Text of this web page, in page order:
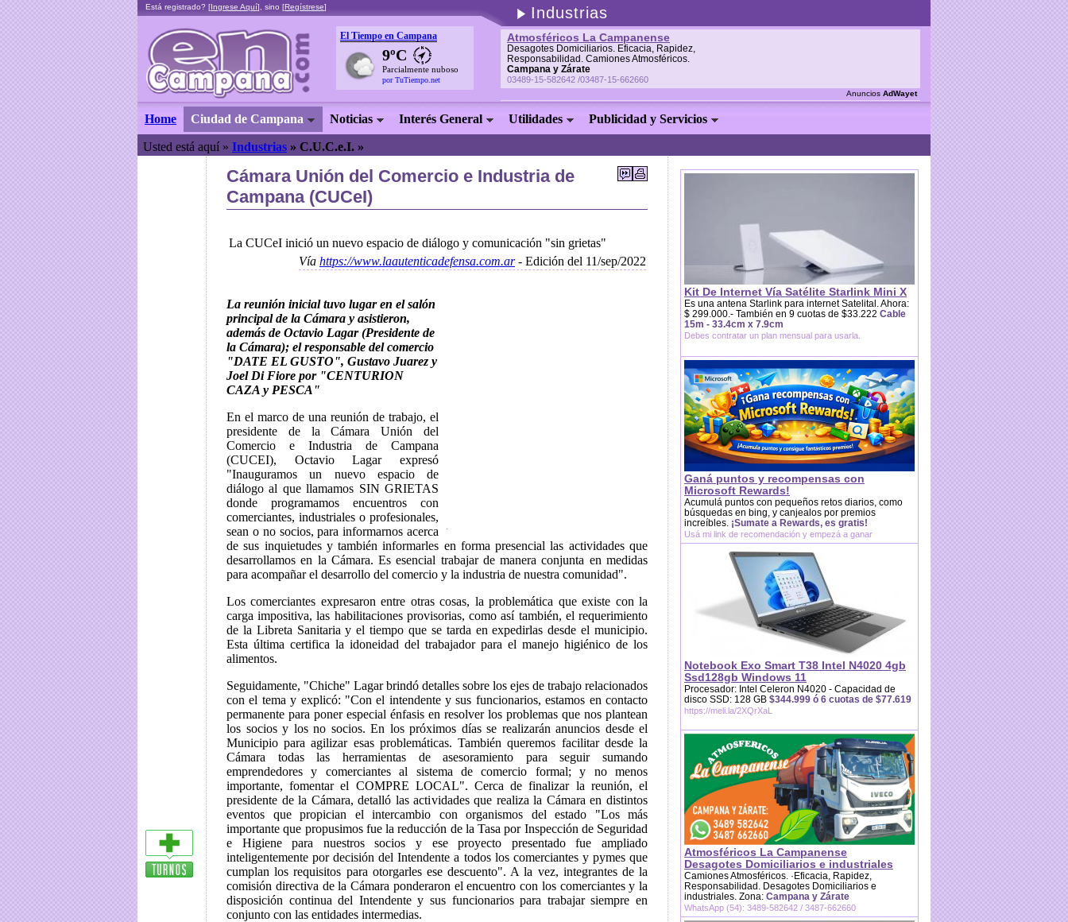
Está registrado? [Ingrese Aquí], sino [Regístrese] Industrias
Atmosféricos La Campanense
Desagotes Domiciliarios. Eficacia, Rapidez,
Responsabilidad. Camiones Atmosféricos.
Campana y Zárate
03489-15-582642 /03487-15-662660
Anuncios AdWayet
El Tiempo en Campana
9ºC
Parcialmente nuboso
por TuTiempo.net
Home Ciudad de Campana Noticias Interés General Utilidades Publicidad y Servicios
Usted está aquí » Industrias » C.U.C.e.I. »
Cámara Unión del Comercio e Industria de
Campana (CUCeI)
La CUCeI inició un nuevo espacio de diálogo y comunicación "sin grietas"
Vía https://www.laautenticadefensa.com.ar- Edición del 11/sep/2022
La reunión inicial tuvo lugar en el salón
principal de la Cámara y asistieron,
además de Octavio Lagar (Presidente de
la Cámara); el responsable del comercio
"DATE EL GUSTO", Gustavo Juarez y
Joel Di Fiore por "CENTURION
CAZA y PESCA"
En el marco de una reunión de trabajo, el
presidente de la Cámara Unión del
Comercio e Industria de Campana
(CUCEI), Octavio Lagar expresó
"Inauguramos un nuevo espacio de
diálogo al que llamamos SIN GRIETAS
donde programamos encuentros con
comerciantes, industriales o profesionales,
sean o no socios, para informarnos acerca
de sus inquietudes y también informarles en forma presencial las actividades que
desarrollamos en la Cámara. Es esencial trabajar de manera conjunta en medidas
para acompañar el desarrollo del comercio y la industria de nuestra comunidad".
Los comerciantes expresaron entre otras cosas, la problemática que existe con la
carga impositiva, las habilitaciones provisorias, como así también, el requerimiento
de la Libreta Sanitaria y el tiempo que se tarda en expedirlas desde el municipio.
Esta última certifica la idoneidad del trabajador para el manejo higiénico de los
alimentos.
Seguidamente, "Chiche" Lagar brindó detalles sobre los ejes de trabajo relacionados
con el tema y explicó: "Con el intendente y sus funcionarios, estamos en contacto
permanente para poner especial énfasis en resolver los problemas que nos plantean
los socios y los no socios. En los próximos días se realizarán anuncios desde el
Municipio para agilizar esas problemáticas. También queremos facilitar desde la
Cámara todas las herramientas de asesoramiento para seguir sumando
emprendedores y comerciantes al sistema de comercio formal; y no menos
importante, fomentar el COMPRE LOCAL". Cerca de finalizar la reunión, el
presidente de la Cámara, detalló las actividades que realiza la Cámara en distintos
eventos que propician el intercambio con organismos del estado "Los más
importante que propusimos fue la reducción de la Tasa por Inspección de Seguridad
e Higiene para nuestros socios y ese proyecto presentado fue ampliado
inteligentemente por decisión del Intendente a todos los comerciantes y pymes que
cumplan los requisitos para otorgarles ese descuento". A la vez, integrantes de la
comisión directiva de la Cámara ponderaron el encuentro con los comerciantes y la
disposición continua del Intendente y sus funcionarios para trabajar siempre en
conjunto con las entidades intermedias.
Kit De Internet Vía Satélite Starlink Mini X
Es una antena Starlink para internet Satelital. Ahora:
$ 299.000.- También en 9 cuotas de $33.222 Cable
15m - 33.4cm x 7.9cm
Debes contratar un plan mensual para usarla.
Ganá puntos y recompensas con
Microsoft Rewards!
Acumulá puntos con pequeños retos diarios, como
búsquedas en bing, y canjealos por premios
increíbles. ¡Sumate a Rewards, es gratis!
Usá mi link de recomendación y empezá a ganar
Notebook Exo Smart T38 Intel N4020 4gb
Ssd128gb Windows 11
Procesador: Intel Celeron N4020 - Capacidad de
disco SSD: 128 GB $344.999 ó 6 cuotas de $77.619
https://meli.la/2XQrXaL
Atmosféricos La Campanense
Desagotes Domiciliarios e industriales
Camiones Atmosféricos. ·Eficacia, Rapidez,
Responsabilidad. Desagotes Domiciliarios e
industriales. Zona: Campana y Zárate
WhatsApp (54): 3489-582642 / 3487-662660